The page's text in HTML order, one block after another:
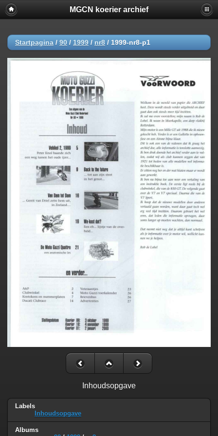
MGCN koerier archief
Startpagina / 90 / 1999 / nr8 / 1999-nr8-p1
Inhoudsopgave
Labels
Inhoudsopgave
Albums